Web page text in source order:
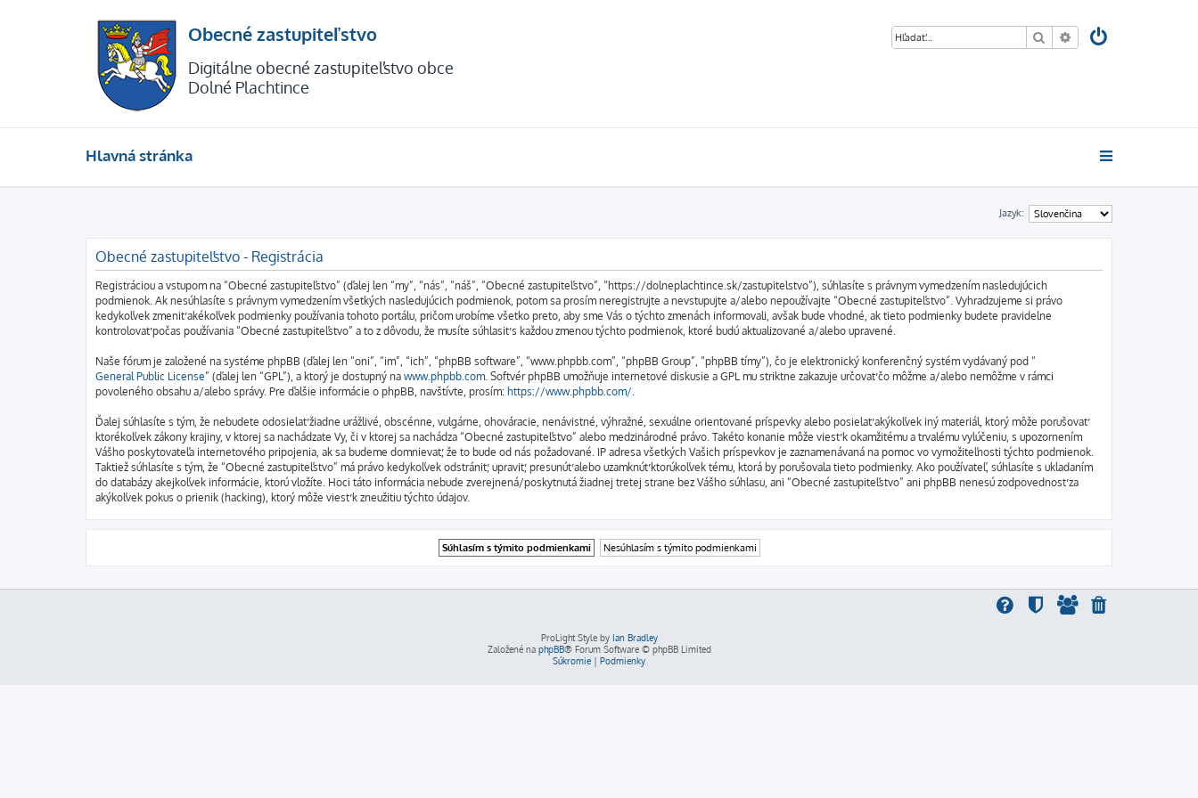
Obecné zastupiteľstvo
Digitálne obecné zastupiteľstvo obce
Dolné Plachtince
Hľadať Rozšírené vyhľadávanie
Hlavná stránka
Jazyk:
Obecné zastupiteľstvo - Registrácia
Registráciou a vstupom na “Obecné zastupiteľstvo” (ďalej len “my”, “nás”, “náš”, “Obecné zastupiteľstvo”, “https://dolneplachtince.sk/zastupitelstvo”), súhlasíte s právnym vymedzením nasledujúcich
podmienok. Ak nesúhlasíte s právnym vymedzením všetkých nasledujúcich podmienok, potom sa prosím neregistrujte a nevstupujte a/alebo nepoužívajte “Obecné zastupiteľstvo”. Vyhradzujeme si právo
kedykoľvek zmeniť akékoľvek podmienky používania tohoto portálu, pričom urobíme všetko preto, aby sme Vás o týchto zmenách informovali, avšak bude vhodné, ak tieto podmienky budete pravidelne
kontrolovať počas používania “Obecné zastupiteľstvo” a to z dôvodu, že musíte súhlasiť s každou zmenou týchto podmienok, ktoré budú aktualizované a/alebo upravené.
Naše fórum je založené na systéme phpBB (ďalej len “oni”, “im”, “ich”, “phpBB software”, “www.phpbb.com”, “phpBB Group”, “phpBB tímy”), čo je elektronický konferenčný systém vydávaný pod “
General Public License” (ďalej len “GPL”), a ktorý je dostupný na www.phpbb.com . Softvér phpBB umožňuje internetové diskusie a GPL mu striktne zakazuje určovať čo môžme a/alebo nemôžme v rámci
povoleného obsahu a/alebo správy. Pre ďalšie informácie o phpBB, navštívte, prosím: https://www.phpbb.com/
Ďalej súhlasíte s tým, že nebudete odosielať žiadne urážlivé, obscénne, vulgárne, ohováracie, nenávistné, výhražné, sexuálne orientované príspevky alebo posielať akýkoľvek iný materiál, ktorý môže porušovať
ktorékoľvek zákony krajiny, v ktorej sa nachádzate Vy, či v ktorej sa nachádza “Obecné zastupiteľstvo” alebo medzinárodné právo. Takéto konanie môže viesť k okamžitému a trvalému vylúčeniu, s upozornením
Vášho poskytovateľa internetového pripojenia, ak sa budeme domnievať, že to bude od nás požadované. IP adresa všetkých Vašich príspevkov je zaznamenávaná na pomoc vo vymožiteľnosti týchto podmienok.
Taktiež súhlasíte s tým, že “Obecné zastupiteľstvo” má právo kedykoľvek odstrániť, upraviť, presunúť alebo uzamknúť ktorúkoľvek tému, ktorá by porušovala tieto podmienky. Ako používateľ, súhlasíte s ukladaním
do databázy akejkoľvek informácie, ktorú vložíte. Hoci táto informácia nebude zverejnená/poskytnutá žiadnej tretej strane bez Vášho súhlasu, ani “Obecné zastupiteľstvo” ani phpBB nenesú zodpovednosť za
akýkoľvek pokus o prienik (hacking), ktorý môže viesť k zneužitiu týchto údajov.
ProLight Style by Ian Bradley
Založené na phpBB® Forum Software © phpBB Limited
Súkromie | Podmienky